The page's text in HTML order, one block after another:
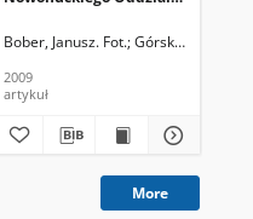
Bober, Janusz. Fot. Górski, Jacek
2009
artykuł
More